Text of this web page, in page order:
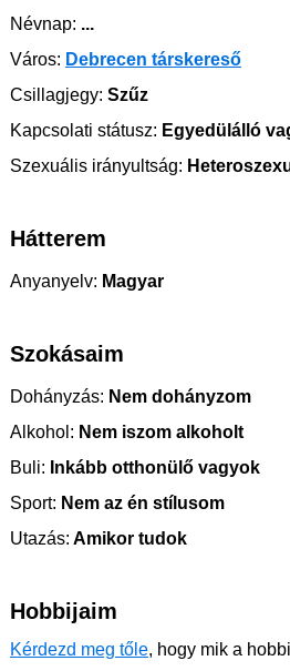
Névnap: ...
Város: Debrecen társkereső
Csillagjegy: Szűz
Kapcsolati státusz: Egyedülálló
Szexuális irányultság:
Hátterem
Anyanyelv: Magyar
Szokásaim
Dohányzás: Nem dohányzom
Alkohol: Nem iszom alkoholt
Buli: Inkább otthonülő vagyok
Sport: Nem az én stílusom
Utazás: Amikor tudok
Hobbijaim
Kérdezd meg tőle, hogy mik a